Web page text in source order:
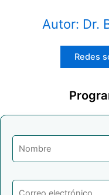
Autor: Dr.
Redes